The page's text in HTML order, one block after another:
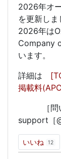
2026年オ
を更新しま
2026年は
Company
います。
詳細は
掲載料
［問い
support［
いいね 12